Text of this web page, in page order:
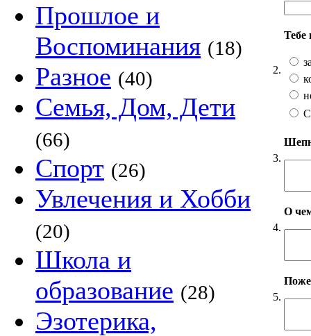
Прошлое и
Воспоминания (18)
Разное (40)
Семья, Дом, Дети
(66)
Спорт (26)
Увлечения и Хобби
(20)
Школа и
образование (28)
Эзотерика,
2.
Тебе
3.
4.
О
5.